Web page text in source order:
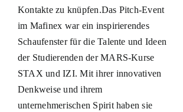
Kontakte zu knüpfen.Das Pitch-Event
im Mafinex war ein inspirierendes
Schaufenster für die Talente und Ideen
der Studierenden der MARS-Kurse
STAX und IZI. Mit ihrer innovativen
Denkweise und ihrem
unternehmerischen Spirit haben sie